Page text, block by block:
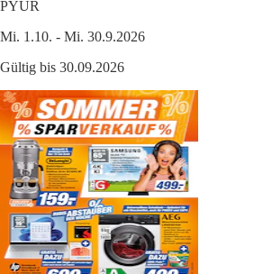
PŸUR
Mi. 1.10. - Mi. 30.9.2026
Gültig bis 30.09.2026